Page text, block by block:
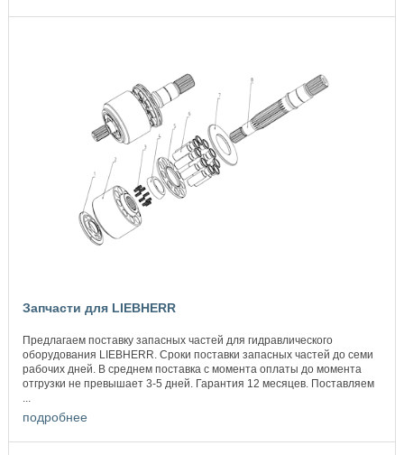
Запчасти для LIEBHERR
Предлагаем поставку запасных частей для гидравлического
оборудования LIEBHERR. Сроки поставки запасных частей до семи
рабочих дней. В среднем поставка с момента оплаты до момента
отгрузки не превышает 3-5 дней. Гарантия 12 месяцев. Поставляем
...
подробнее